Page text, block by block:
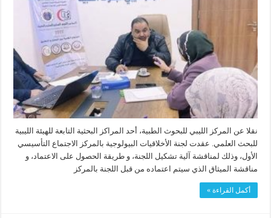
نقلا عن المركز الليبي للبحوث الطبية، أحد المراكز البحثية التابعة للهيئة الليبية
للبحث العلمي. عقدت لجنة الأخلاقيات البيولوجية بالمركز الاجتماع التأسيسي
الأول، وذلك لمناقشة آلية تشكيل اللجنة، و طريقة الحصول على الاعتماد، و
مناقشة الميثاق الذي سيتم اعتماده من قبل اللجنة بالمركز
أكمل القراءة »